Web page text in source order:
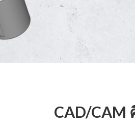
CAD/CAM